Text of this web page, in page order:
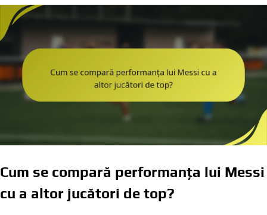
Cum se compară performanța lui Messi
cu a altor jucători de top?